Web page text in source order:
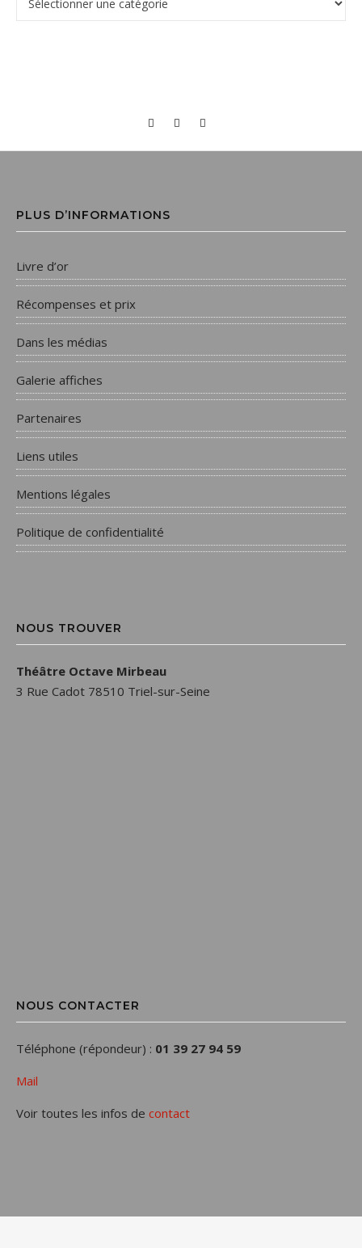
PLUS D’INFORMATIONS
Livre d’or
Récompenses et prix
Dans les médias
Galerie affiches
Partenaires
Liens utiles
Mentions légales
Politique de confidentialité
NOUS TROUVER
Théâtre Octave Mirbeau
3 Rue Cadot 78510 Triel-sur-Seine
NOUS CONTACTER
Téléphone (répondeur) : 01 39 27 94 59
Mail
Voir toutes les infos de contact